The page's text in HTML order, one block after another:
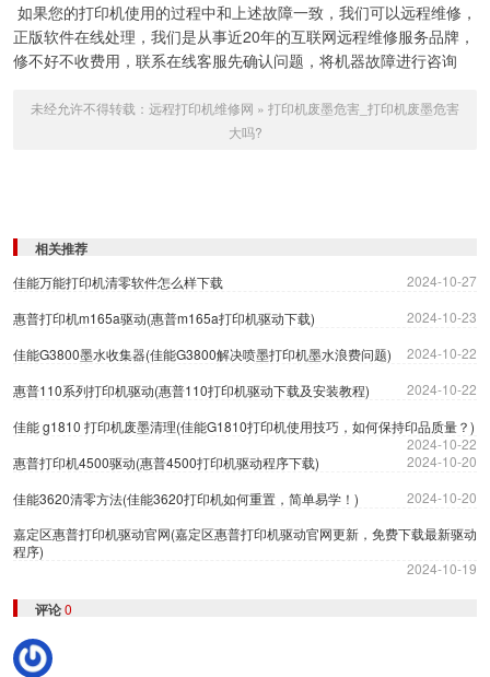
如果您的打印机使用的过程中和上述故障一致，我们可以远程维修，
正版软件在线处理，我们是从事近20年的互联网远程维修服务品牌，
修不好不收费用，联系在线客服先确认问题，将机器故障进行咨询
未经允许不得转载： 远程打印机维修网 » 打印机废墨危害_打印机废墨危害
大吗?
相关推荐
佳能万能打印机清零软件怎么样下载
2024-10-27
惠普打印机m165a驱动(惠普m165a打印机驱动下载)
2024-10-23
佳能G3800墨水收集器(佳能G3800解决喷墨打印机墨水浪费问题)
2024-10-22
惠普110系列打印机驱动(惠普110打印机驱动下载及安装教程)
2024-10-22
佳能 g1810 打印机废墨清理(佳能G1810打印机使用技巧，如何保持印品质量？)
2024-10-22
惠普打印机4500驱动(惠普4500打印机驱动程序下载)
2024-10-20
佳能3620清零方法(佳能3620打印机如何重置，简单易学！)
2024-10-20
嘉定区惠普打印机驱动官网(嘉定区惠普打印机驱动官网更新，免费下载最新驱动
程序)
2024-10-19
评论0